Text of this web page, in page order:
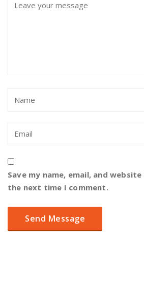
Save my name, email, and
the next time I comment.